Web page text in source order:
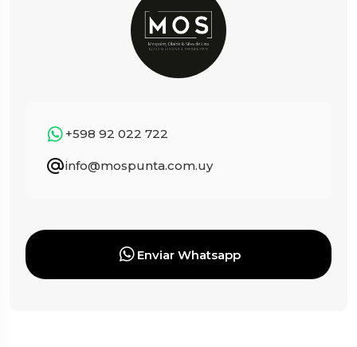
+598 92 022 722
info@mospunta.com.uy
Enviar Whatsapp